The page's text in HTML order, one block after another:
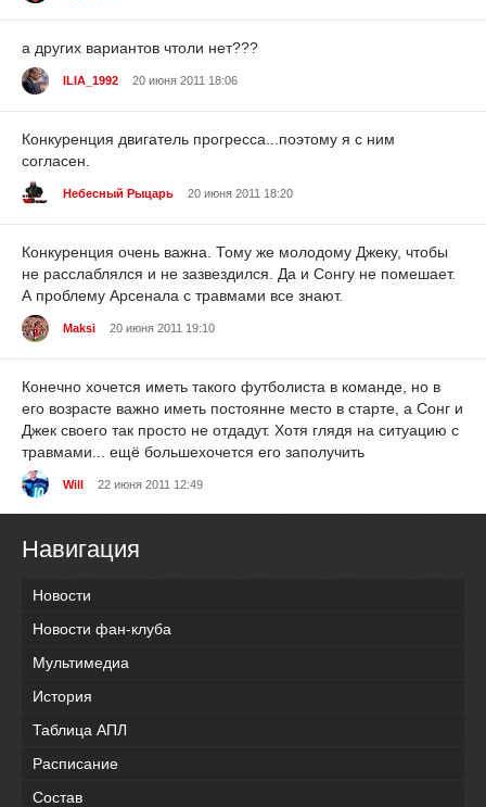
а других вариантов чтоли нет???
ILIA_1992 20 июня 2011 18:06
Конкуренция двигатель прогресса...поэтому я с ним
согласен.
Небесный Рыцарь 20 июня 2011 18:20
Конкуренция очень важна. Тому же молодому Джеку, чтобы
не расслаблялся и не зазвездился. Да и Сонгу не помешает.
А проблему Арсенала с травмами все знают.
Maksi 20 июня 2011 19:10
Конечно хочется иметь такого футболиста в команде, но в
его возрасте важно иметь постоянне место в старте, а Сонг и
Джек своего так просто не отдадут. Хотя глядя на ситуацию с
травмами... ещё большехочется его заполучить
Will 22 июня 2011 12:49
Навигация
Новости
Новости фан-клуба
Мультимедиа
История
Таблица АПЛ
Расписание
Состав